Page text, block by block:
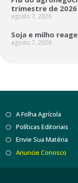
trimestre de 2026
agosto 7, 2026
Soja e milho
agosto 7, 2026
A Folha Agrícola
Políticas Editoriais
Envie Sua Matéria
Anuncie Conosco